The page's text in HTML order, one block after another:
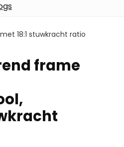
18:1 stuwkracht ratio
frame